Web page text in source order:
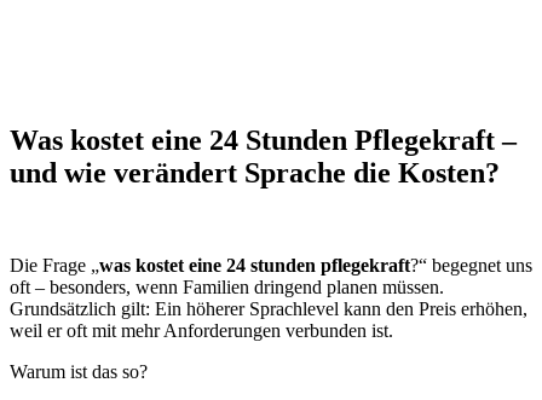
Was kostet eine 24 Stunden Pflegekraft –
und wie verändert Sprache die Kosten?
Die Frage „was kostet eine 24 stunden pflegekraft?“ begegnet uns
oft – besonders, wenn Familien dringend planen müssen.
Grundsätzlich gilt: Ein höherer Sprachlevel kann den Preis erhöhen,
weil er oft mit mehr Anforderungen verbunden ist.
Warum ist das so?